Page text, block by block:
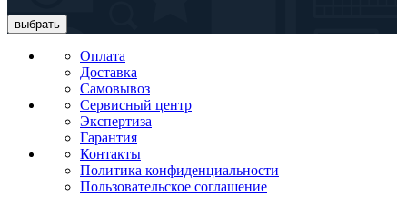
выбрать
Оплата
Доставка
Самовывоз
Сервисный центр
Экспертиза
Гарантия
Контакты
Политика конфиденциальности
Пользовательское соглашение